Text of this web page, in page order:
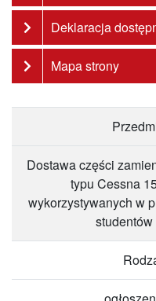
Deklaracja
Mapa strony
Dostawa części
typu Cessna
wykorzystywanych w